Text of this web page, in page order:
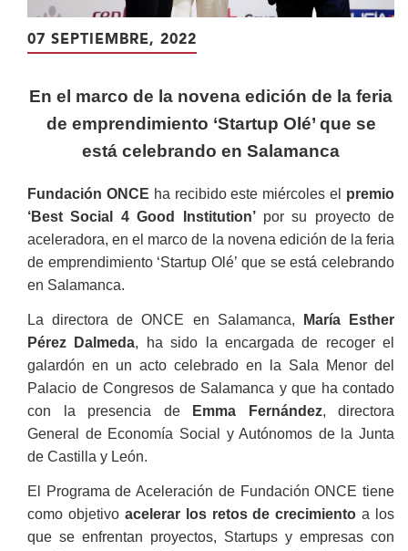
07 SEPTIEMBRE, 2022
En el marco de la novena edición de la feria
de emprendimiento ‘Startup Olé’ que se
está celebrando en Salamanca
Fundación ONCE ha recibido este miércoles el premio
‘Best Social 4 Good Institution’por su proyecto de
aceleradora, en el marco de la novena edición de la feria
de emprendimiento ‘Startup Olé’ que se está celebrando
en Salamanca.
La directora de ONCE en Salamanca,
María Esther
Pérez Dalmeda, ha sido la encargada de recoger el
galardón en un acto celebrado en la Sala Menor del
Palacio de Congresos de Salamanca y que ha contado
con la presencia de
Emma Fernández, directora
General de Economía Social y Autónomos de la Junta
de Castilla y León.
El Programa de Aceleración de Fundación ONCE tiene
como objetivo acelerar los retos de crecimiento a los
que se enfrentan proyectos, Startups y empresas con